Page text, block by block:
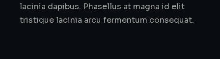
lacinia dapibus. Phasellus at magna id elit
tristique lacinia arcu fermentum consequat.